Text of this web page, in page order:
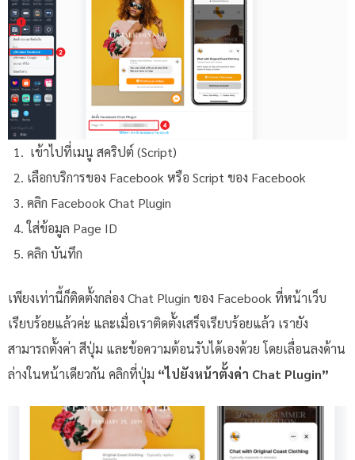
เข้าไปที่เมนู สคริปต์ (Script)
เลือกบริการของ Facebook หรือ Script ของ Facebook
คลิก Facebook Chat Plugin
ใส่ข้อมูล Page ID
คลิก บันทึก
เพียงเท่านี้ก็ติดตั้งกล่อง Chat Plugin ของ Facebook ที่หน้าเว็บ
เรียบร้อยแล้วค่ะ และเมื่อเราติดตั้งเสร็จเรียบร้อยแล้ว เรายัง
สามารถตั้งค่า สีปุ่ม และข้อความต้อนรับได้เองด้วย โดยเลื่อนลงด้าน
ล่างในหน้าเดียวกัน คลิกที่ปุ่ม “ไปยังหน้าตั้งค่า Chat Plugin”